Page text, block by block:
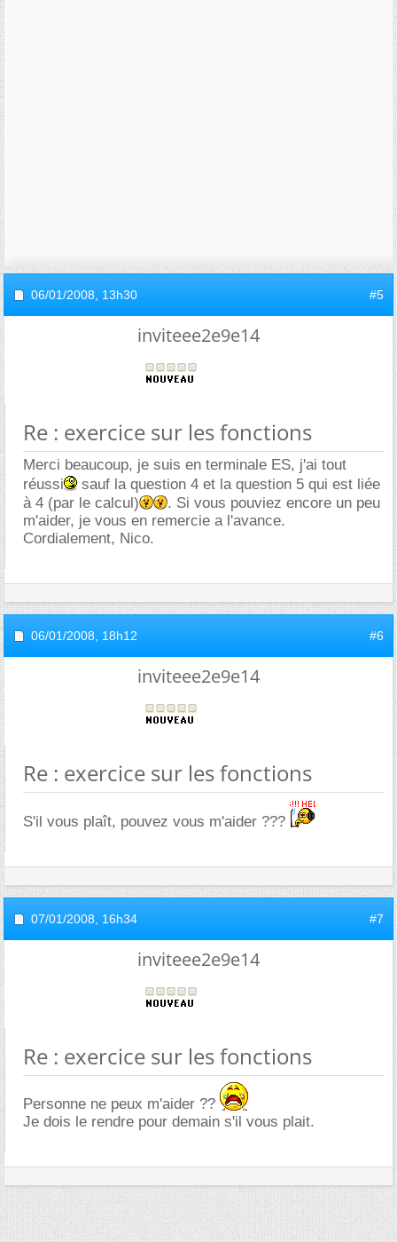
06/01/2008, 13h30 #5
inviteee2e9e14
Re : exercice sur les fonctions
Merci beaucoup, je suis en terminale ES, j'ai tout
réussi
sauf la question 4 et la question 5 qui est liée
à 4 (par le calcul)
. Si vous pouviez encore un peu
m'aider, je vous en remercie a l'avance.
Cordialement, Nico.
06/01/2008, 18h12 #6
inviteee2e9e14
Re : exercice sur les fonctions
S'il vous plaît, pouvez vous m'aider ???
07/01/2008, 16h34 #7
inviteee2e9e14
Re : exercice sur les fonctions
Personne ne peux m'aider ??
Je dois le rendre pour demain s'il vous plait.